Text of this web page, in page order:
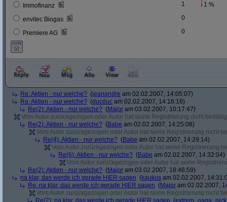
Immofinanz 1 1 %
envitec Biogas 0
Premiere AG 0
Re: Aktien - nur welche? (jeanandre am 02.02.2007, 14:05:07)
Re: Aktien - nur welche? (ducduc am 02.02.2007, 14:16:16)
Re(2): Aktien - nur welche? (Major am 03.02.2007, 10:17:47)
Vom Autor zurückgezogen oder Autor hat seine Registrierung nicht
Re(2): Aktien - nur welche? (Babe am 02.02.2007, 14:25:08)
Vom Autor zurückgezogen oder Autor hat seine Registrierung nicht
Re(4): Aktien - nur welche? (Babe am 02.02.2007, 14:29:14)
Vom Autor zurückgezogen oder Autor hat seine Registrierung
Re(6): Aktien - nur welche? (Babe am 02.02.2007, 14:32:04)
Vom Autor zurückgezogen oder Autor hat seine
Re(2): Aktien - nur welche? (Major am 03.02.2007, 18:46:59)
na klar, das werde ich gerade HIER sagen (kaukus am 02.02.2007,
Re: na klar, das werde ich gerade HIER sagen (Major am 02.02.2007,
Vom Autor zurückgezogen oder Autor hat seine Registrierung nicht
Re(2): na klar, das werde ich gerade HIER sagen (extrem_oaga_nick